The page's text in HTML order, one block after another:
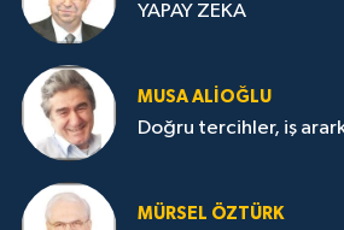
YAPAY ZEKA
MUSA ALIOĞLU
Doğru tercihler, iş
MÜRSEL ÖZTÜRK